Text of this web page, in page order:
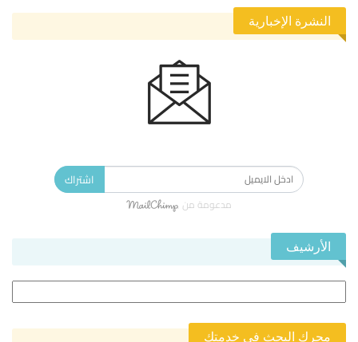
النشرة الإخبارية
اشتراك
مدعومة من
الأرشيف
محرك البحث في خدمتك